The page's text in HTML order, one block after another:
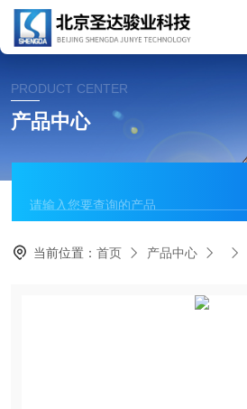
PRODUCT CENTER
产品中心
当前位置：首页 产品中心